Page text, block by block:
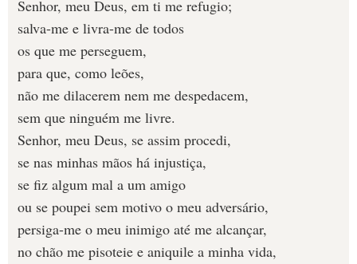
Senhor, meu Deus, em ti me refugio;
salva-me e livra-me de todos
os que me perseguem,
para que, como leões,
não me dilacerem nem me despedacem,
sem que ninguém me livre.
Senhor, meu Deus, se assim procedi,
se nas minhas mãos há injustiça,
se fiz algum mal a um amigo
ou se poupei sem motivo o meu adversário,
persiga-me o meu inimigo até me alcançar,
no chão me pisoteie e aniquile a minha vida,